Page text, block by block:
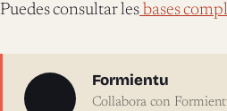
Puedes consultar les bases
Sobre l'autor
Formientu
Collabora con